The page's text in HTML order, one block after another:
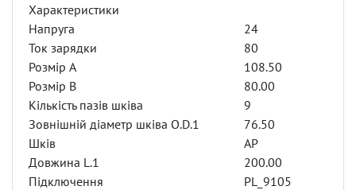
Характеристики
Напруга
24
Ток зарядки
80
Розмір A
108.50
Розмір B
80.00
Кількість пазів шківа
9
Зовнішній діаметр шківа O.D.1
76.50
Шків
AP
Довжина L.1
200.00
Підключення
PL_9105